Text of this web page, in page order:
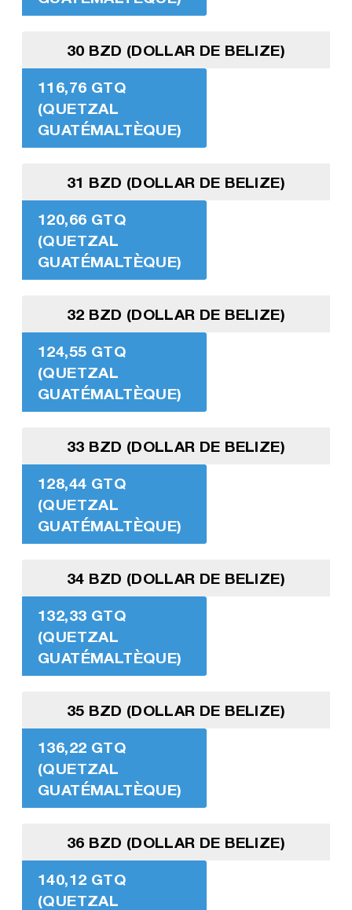
30 BZD (DOLLAR DE BELIZE)
116,76 GTQ
(QUETZAL
GUATÉMALTÈQUE)
31 BZD (DOLLAR DE BELIZE)
120,66 GTQ
(QUETZAL
GUATÉMALTÈQUE)
32 BZD (DOLLAR DE BELIZE)
124,55 GTQ
(QUETZAL
GUATÉMALTÈQUE)
33 BZD (DOLLAR DE BELIZE)
128,44 GTQ
(QUETZAL
GUATÉMALTÈQUE)
34 BZD (DOLLAR DE BELIZE)
132,33 GTQ
(QUETZAL
GUATÉMALTÈQUE)
35 BZD (DOLLAR DE BELIZE)
136,22 GTQ
(QUETZAL
GUATÉMALTÈQUE)
36 BZD (DOLLAR DE BELIZE)
140,12 GTQ
(QUETZAL